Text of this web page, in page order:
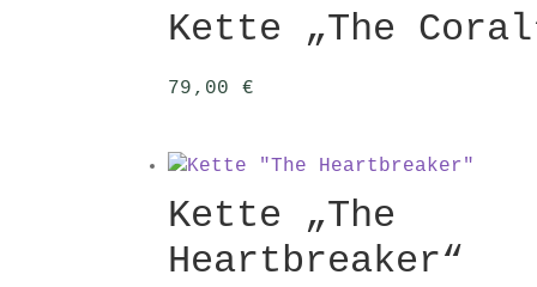
Kette „The
79,00 €
Kette „The
Heartbreaker“